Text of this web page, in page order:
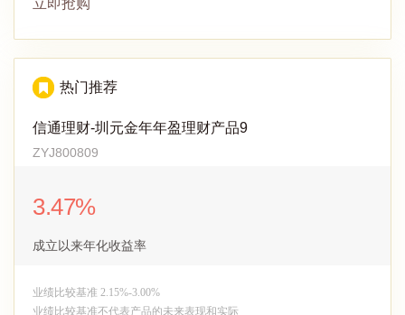
立即抢购
热门推荐
信通理财-圳元金年年盈理财产品9
ZYJ800809
3.47%
成立以来年化收益率
业绩比较基准 2.15%-3.00%
业绩比较基准不代表产品的未来表现和实际